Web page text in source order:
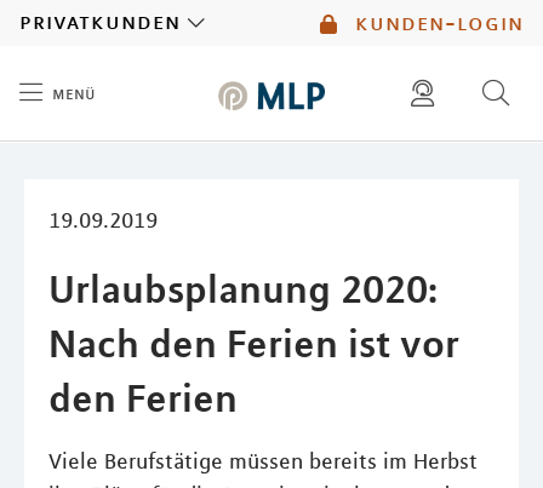
kunden-login
privatkunden
menü
19.09.2019
Urlaubsplanung 2020:
Nach den Ferien ist vor
den Ferien
Viele Berufstätige müssen bereits im Herbst